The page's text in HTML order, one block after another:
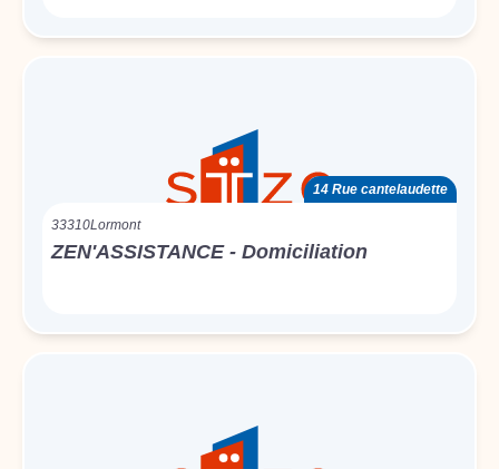
14 Rue cantelaudette
33310Lormont
ZEN'ASSISTANCE - Domiciliation